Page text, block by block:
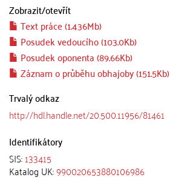
Zobrazit/otevřít
Text práce (1.436Mb)
Posudek vedoucího (103.0Kb)
Posudek oponenta (89.66Kb)
Záznam o průběhu obhajoby (151.5Kb)
Trvalý odkaz
http://hdl.handle.net/20.500.11956/81461
Identifikátory
SIS:133415
Katalog UK:990020653880106986